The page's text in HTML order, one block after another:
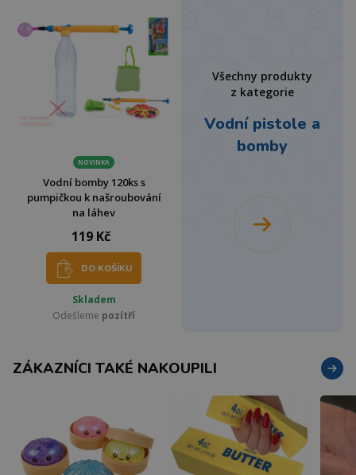
NOVINKA
Vodní bomby 120ks s
pumpičkou k našroubování
na láhev
119 Kč
DO KOŠÍKU
Skladem
Odešleme pozítří
Všechny produkty
z kategorie
Vodní pistole a
bomby
ZÁKAZNÍCI TAKÉ NAKOUPILI